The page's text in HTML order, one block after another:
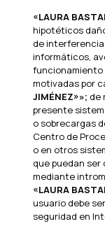
«LAURA
hipotéticos
de
informáticos,
motivadas por
JIMÉNEZ»»; de
presente
o sobrecargas
Centro de
o en otros
que puedan
mediante
«LAURA
usuario debe
seguridad en